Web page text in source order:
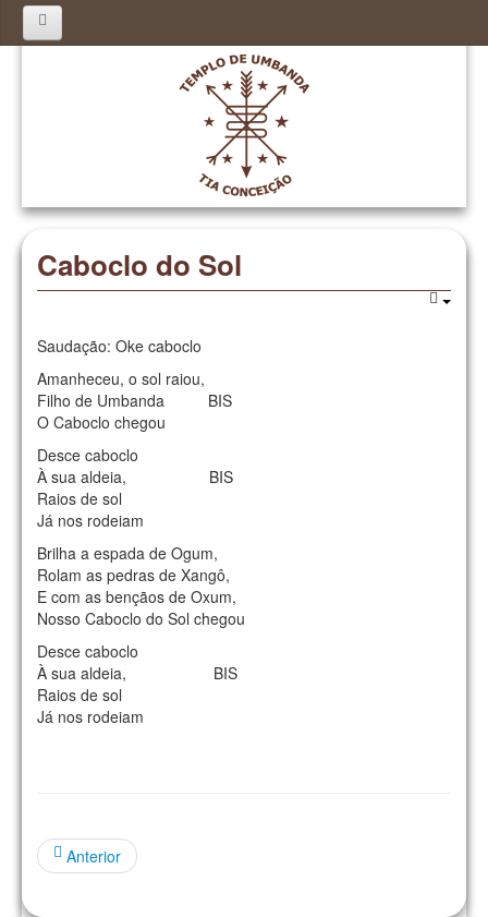
Orações
Curso
Calendário
Agendamento
Caboclo do Sol
Saudação: Oke caboclo
Amanheceu, o sol raiou,
Filho de Umbanda BIS
O Caboclo chegou
Desce caboclo
À sua aldeia, BIS
Raios de sol
Já nos rodeiam
Brilha a espada de Ogum,
Rolam as pedras de Xangô,
E com as bençãos de Oxum,
Nosso Caboclo do Sol chegou
Desce caboclo
À sua aldeia, BIS
Raios de sol
Já nos rodeiam
Anterior